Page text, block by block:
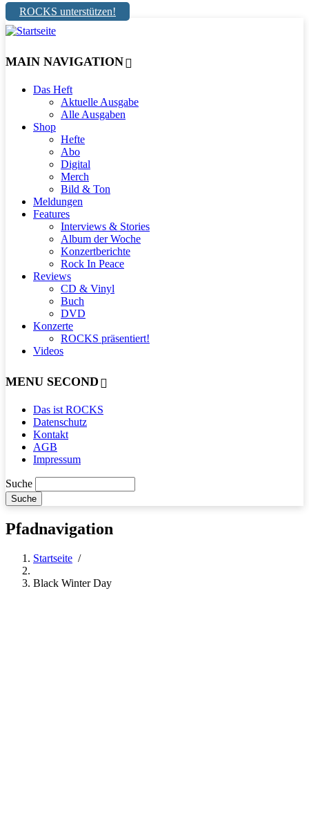
ROCKS unterstützen!
MAIN NAVIGATION
Das Heft
Aktuelle Ausgabe
Alle Ausgaben
Shop
Hefte
Abo
Digital
Merch
Bild & Ton
Meldungen
Features
Interviews & Stories
Album der Woche
Konzertberichte
Rock In Peace
Reviews
CD & Vinyl
Buch
DVD
Konzerte
ROCKS präsentiert!
Videos
MENU SECOND
Das ist ROCKS
Datenschutz
Kontakt
AGB
Impressum
Suche
Pfadnavigation
Startseite /
Black Winter Day